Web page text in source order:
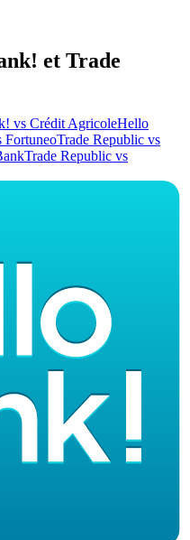
et Trade
vs Crédit AgricoleHello
FortuneoTrade Republic vs
Trade Republic vs